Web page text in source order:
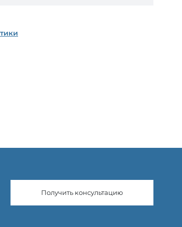
Получить консультацию